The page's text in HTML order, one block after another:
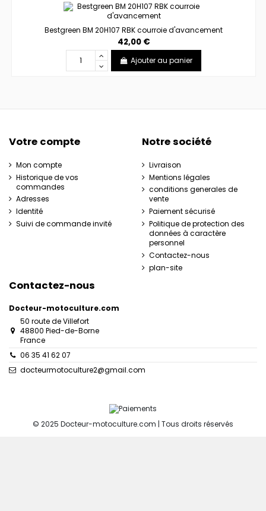
Bestgreen BM 20H107 RBK courroie d'avancement
42,00 €
Ajouter au panier
Votre compte
Mon compte
Historique de vos
commandes
Adresses
Identité
Suivi de commande invité
Notre société
Livraison
Mentions légales
conditions generales de
vente
Paiement sécurisé
Politique de protection des
données à caractère
personnel
Contactez-nous
plan-site
Contactez-nous
Docteur-motoculture.com
50 route de Villefort
48800 Pied-de-Borne
France
06 35 41 62 07
docteurmotoculture2@gmail.com
© 2025 Docteur-motoculture.com | Tous droits réservés